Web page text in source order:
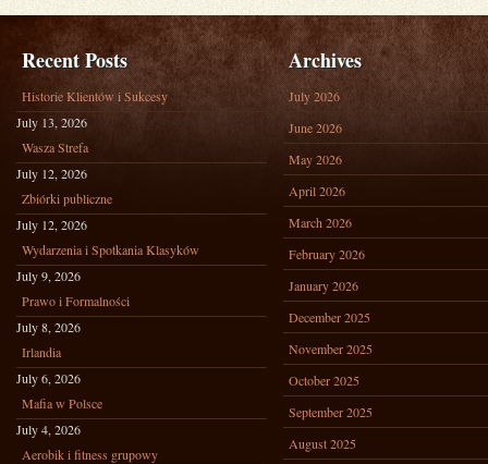
Recent Posts
Historie Klientów i Sukcesy
July 13, 2026
Wasza Strefa
July 12, 2026
Zbiórki publiczne
July 12, 2026
Wydarzenia i Spotkania Klasyków
July 9, 2026
Prawo i Formalności
July 8, 2026
Irlandia
July 6, 2026
Mafia w Polsce
July 4, 2026
Aerobik i fitness grupowy
Archives
July 2026
June 2026
May 2026
April 2026
March 2026
February 2026
January 2026
December 2025
November 2025
October 2025
September 2025
August 2025